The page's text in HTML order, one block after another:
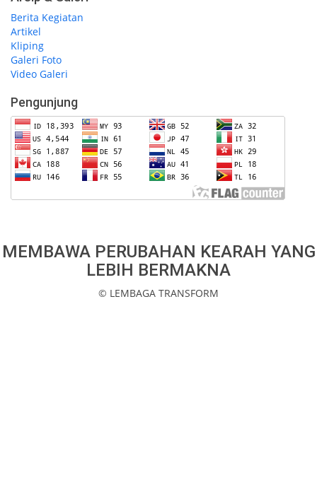
Berita Kegiatan
Artikel
Kliping
Galeri Foto
Video Galeri
Pengunjung
MEMBAWA PERUBAHAN KEARAH YANG
LEBIH BERMAKNA
© LEMBAGA TRANSFORM